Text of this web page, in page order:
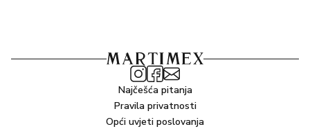
Najčešća pitanja
Pravila privatnosti
Opći uvjeti poslovanja